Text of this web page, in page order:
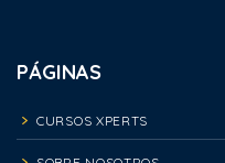
PÁGINAS
CURSOS XPERTS